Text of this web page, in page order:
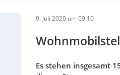
9. Juli 2020 um 09:10
Es stehen insgesamt